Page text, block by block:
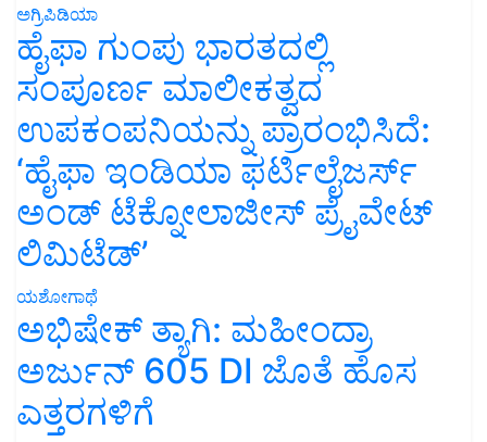
ಅಗ್ರಿಪಿಡಿಯಾ
ಹೈಫಾ ಗುಂಪು ಭಾರತದಲ್ಲಿ
ಸಂಪೂರ್ಣ ಮಾಲೀಕತ್ವದ
ಉಪಕಂಪನಿಯನ್ನು ಪ್ರಾರಂಭಿಸಿದೆ:
‘ಹೈಫಾ ಇಂಡಿಯಾ ಫರ್ಟಿಲೈಜರ್ಸ್
ಅಂಡ್ ಟೆಕ್ನೋಲಾಜೀಸ್ ಪ್ರೈವೇಟ್
ಲಿಮಿಟೆಡ್’
ಯಶೋಗಾಥೆ
ಅಭಿಷೇಕ್ ತ್ಯಾಗಿ: ಮಹೀಂದ್ರಾ
ಅರ್ಜುನ್ 605 DI ಜೊತೆ ಹೊಸ
ಎತ್ತರಗಳಿಗೆ